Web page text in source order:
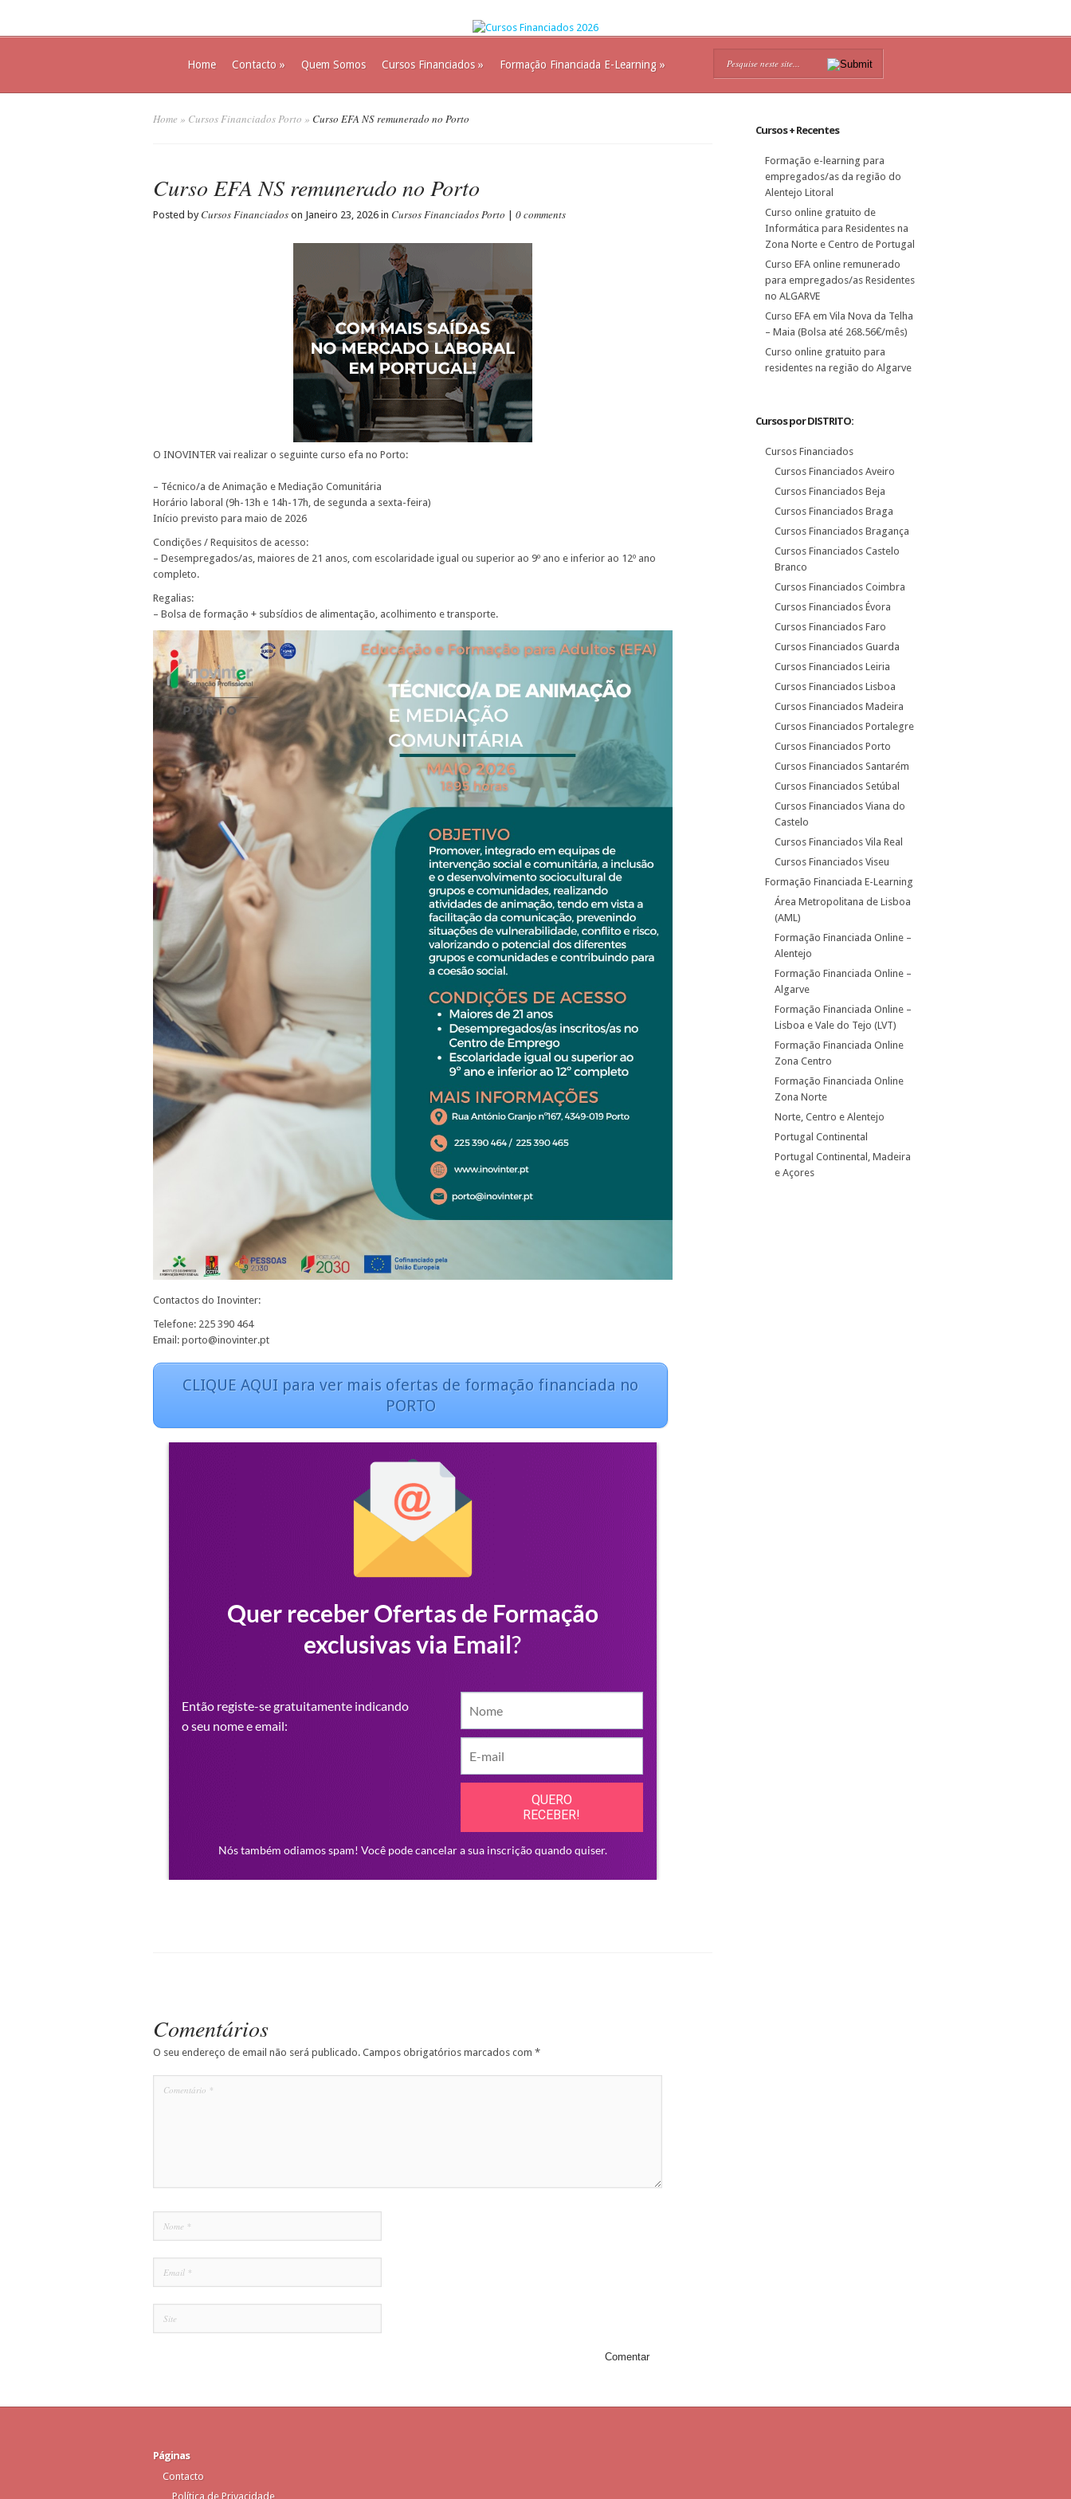
Home Contacto » Quem Somos Cursos Financiados» Formação Financiada E-Learning »
Home » Cursos Financiados Porto » Curso EFA NS remunerado no Porto
Curso EFA NS remunerado no Porto
Posted by Cursos Financiados on Janeiro 23, 2026 in Cursos Financiados Porto 0 comments
O INOVINTER vai realizar o seguinte curso efa no Porto:
– Técnico/a de Animação e Mediação Comunitária
Horário laboral (9h-13h e 14h-17h, de segunda a sexta-feira)
Início previsto para maio de 2026
Condições / Requisitos de acesso:
– Desempregados/as, maiores de 21 anos, com escolaridade igual ou superior ao 9º ano e inferior ao 12º ano
completo.
Regalias:
– Bolsa de formação + subsídios de alimentação, acolhimento e transporte.
Contactos do Inovinter:
Telefone: 225 390 464
Email: porto@inovinter.pt
CLIQUE AQUI para ver mais ofertas de formação financiada no
PORTO
Comentários
O seu endereço de email não será publicado. Campos obrigatórios marcados com *
Cursos + Recentes
Formação e-learning para
empregados/as da região do
Alentejo Litoral
Curso online gratuito de
Informática para Residentes na
Zona Norte e Centro de Portugal
Curso EFA online remunerado
para empregados/as Residentes
no ALGARVE
Curso EFA em Vila Nova da Telha
– Maia (Bolsa até 268.56€/mês)
Curso online gratuito para
residentes na região do Algarve
Cursos por DISTRITO:
Cursos Financiados
Cursos Financiados Aveiro
Cursos Financiados Beja
Cursos Financiados Braga
Cursos Financiados Bragança
Cursos Financiados Castelo
Branco
Cursos Financiados Coimbra
Cursos Financiados Évora
Cursos Financiados Faro
Cursos Financiados Guarda
Cursos Financiados Leiria
Cursos Financiados Lisboa
Cursos Financiados Madeira
Cursos Financiados Portalegre
Cursos Financiados Porto
Cursos Financiados Santarém
Cursos Financiados Setúbal
Cursos Financiados Viana do
Castelo
Cursos Financiados Vila Real
Cursos Financiados Viseu
Formação Financiada E-Learning
Área Metropolitana de Lisboa
(AML)
Formação Financiada Online –
Alentejo
Formação Financiada Online –
Algarve
Formação Financiada Online –
Lisboa e Vale do Tejo (LVT)
Formação Financiada Online
Zona Centro
Formação Financiada Online
Zona Norte
Norte, Centro e Alentejo
Portugal Continental
Portugal Continental, Madeira
e Açores
Páginas
Contacto
Política de Privacidade